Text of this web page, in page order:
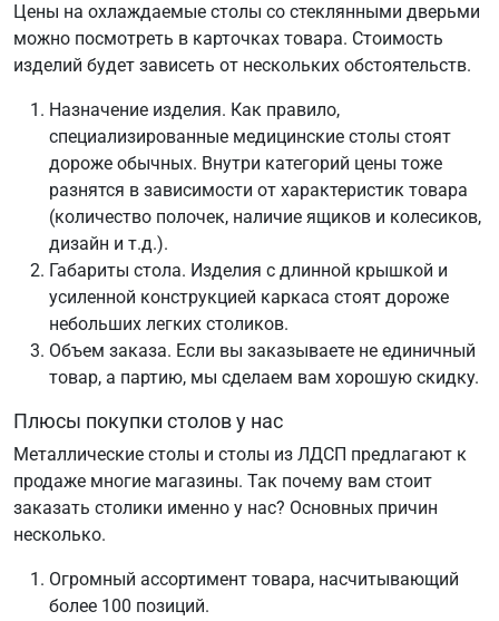
Цены на охлаждаемые столы со стеклянными дверьми
можно посмотреть в карточках товара. Стоимость
изделий будет зависеть от нескольких обстоятельств.
Назначение изделия. Как правило,
специализированные медицинские столы стоят
дороже обычных. Внутри категорий цены тоже
разнятся в зависимости от характеристик товара
(количество полочек, наличие ящиков и колесиков,
дизайн и т.д.).
Габариты стола. Изделия с длинной крышкой и
усиленной конструкцией каркаса стоят дороже
небольших легких столиков.
Объем заказа. Если вы заказываете не единичный
товар, а партию, мы сделаем вам хорошую скидку.
Плюсы покупки столов у нас
Металлические столы и столы из ЛДСП предлагают к
продаже многие магазины. Так почему вам стоит
заказать столики именно у нас? Основных причин
несколько.
Огромный ассортимент товара, насчитывающий
более 100 позиций.